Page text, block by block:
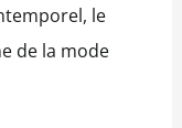
le
de la mode